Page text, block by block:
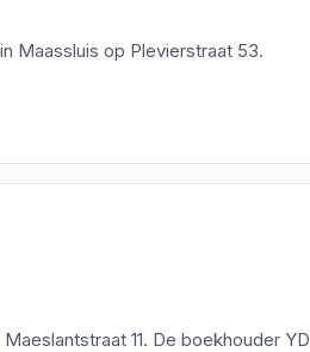
Maassluis op Plevierstraat 53.
11. De boekhouder YD